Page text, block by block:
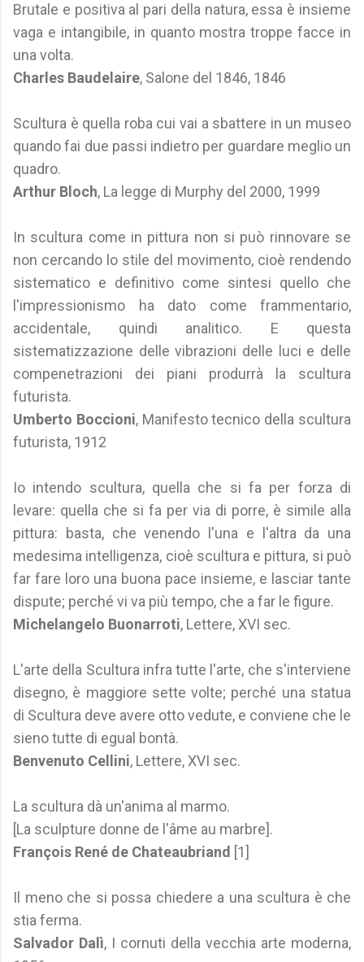
Brutale e positiva al pari della natura, essa è insieme
vaga e intangibile, in quanto mostra troppe facce in
una volta.
Charles Baudelaire, Salone del 1846, 1846
Scultura è quella roba cui vai a sbattere in un museo
quando fai due passi indietro per guardare meglio un
quadro.
Arthur Bloch, La legge di Murphy del 2000, 1999
In scultura come in pittura non si può rinnovare se
non cercando lo stile del movimento, cioè rendendo
sistematico e definitivo come sintesi quello che
l'impressionismo ha dato come frammentario,
accidentale, quindi analitico. E questa
sistematizzazione delle vibrazioni delle luci e delle
compenetrazioni dei piani produrrà la scultura
futurista.
Umberto Boccioni, Manifesto tecnico della scultura
futurista, 1912
Io intendo scultura, quella che si fa per forza di
levare: quella che si fa per via di porre, è simile alla
pittura: basta, che venendo l'una e l'altra da una
medesima intelligenza, cioè scultura e pittura, si può
far fare loro una buona pace insieme, e lasciar tante
dispute; perché vi va più tempo, che a far le figure.
Michelangelo Buonarroti, Lettere, XVI sec.
L'arte della Scultura infra tutte l'arte, che s'interviene
disegno, è maggiore sette volte; perché una statua
di Scultura deve avere otto vedute, e conviene che le
sieno tutte di egual bontà.
Benvenuto Cellini, Lettere, XVI sec.
La scultura dà un'anima al marmo.
[La sculpture donne de l'âme au marbre].
François René de Chateaubriand [1]
Il meno che si possa chiedere a una scultura è che
stia ferma.
Salvador Dalì, I cornuti della vecchia arte moderna,